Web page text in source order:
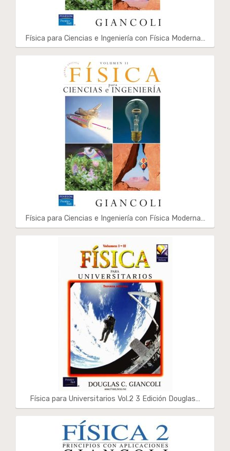
Física para Ciencias e Ingeniería con Física Moderna…
Física para Ciencias e Ingeniería con Física Moderna…
Física para Universitarios Vol.2 3 Edición Douglas…